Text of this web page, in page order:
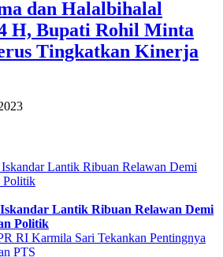
dan Halalbihalal
H, Bupati Rohil Minta
Tingkatkan Kinerja
Lantik Ribuan Relawan Demi
Politik